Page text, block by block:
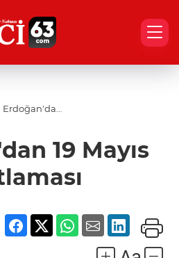
Erdoğan'dan
19 Mayıs